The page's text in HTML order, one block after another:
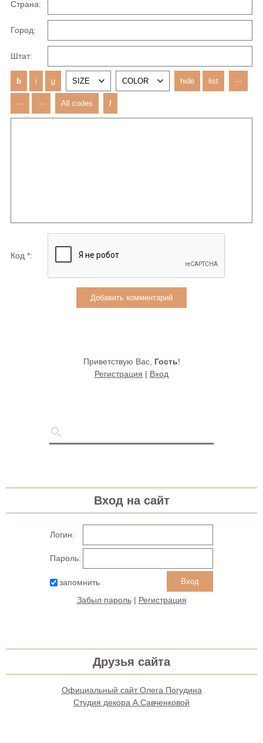
Страна:
Город:
Штат:
Код *:
Приветствую Вас, Гость!
Регистрация | Вход
Вход на сайт
Логин:
Пароль:
запомнить
Забыл пароль| Регистрация
Друзья сайта
Официальный сайт Олега Погудина
Студия декора А.Савченковой